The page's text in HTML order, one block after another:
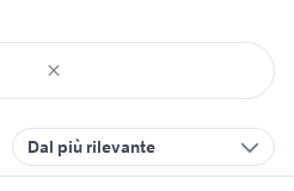
Dal più rilevante